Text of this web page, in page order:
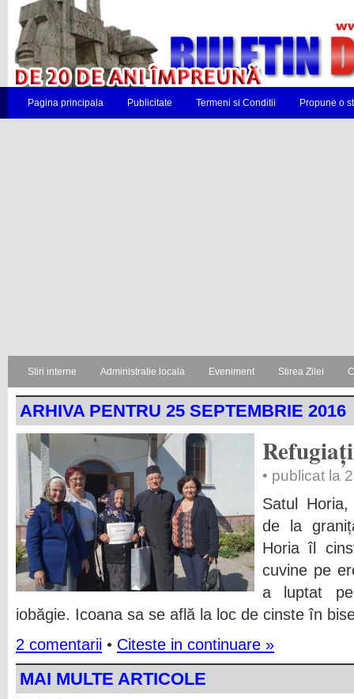
Pagina principala Publicitate Termeni si Conditii Propune o
Stiri interne Administratie locala Eveniment Stirea Zilei
ARHIVA PENTRU 25 SEPTEMBRIE 2016
• publicat la
Satul
de la
Horia îl
cuvine pe
a luptat
iobăgie. Icoana sa se află la loc de cinste în
2 comentarii • Citeste in continuare »
MAI MULTE ARTICOLE